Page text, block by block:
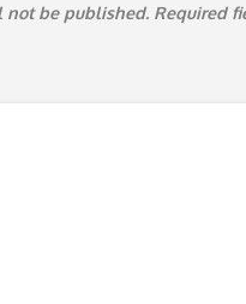
not be published. Required